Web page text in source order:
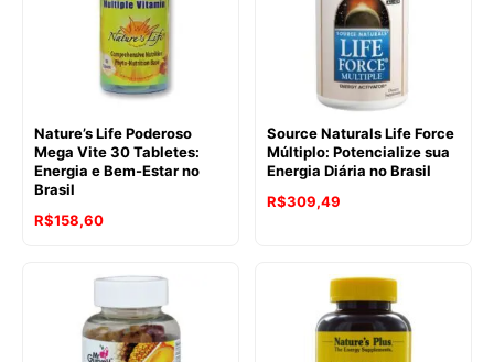
Nature’s Life Poderoso
Mega Vite 30 Tabletes:
Energia e Bem-Estar no
Brasil
R$158,60
Source Naturals Life Force
Múltiplo: Potencialize sua
Energia Diária no Brasil
R$309,49